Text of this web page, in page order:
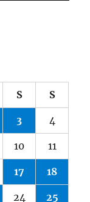
S S
3 4
10 11
17 18
24 25